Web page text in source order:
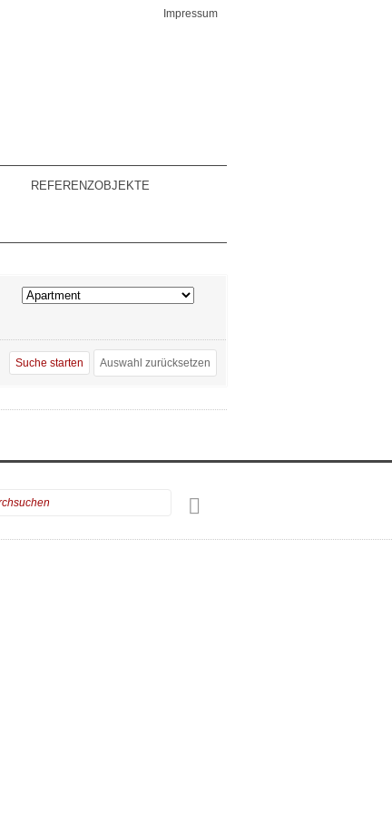
Impressum
REFERENZOBJEKTE
Auswahl zurücksetzen